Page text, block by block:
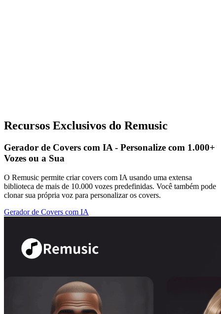
Recursos Exclusivos do Remusic
Gerador de Covers com IA - Personalize com 1.000+
Vozes ou a Sua
O Remusic permite criar covers com IA usando uma extensa
biblioteca de mais de 10.000 vozes predefinidas. Você também pode
clonar sua própria voz para personalizar os covers.
Gerador de Covers com IA